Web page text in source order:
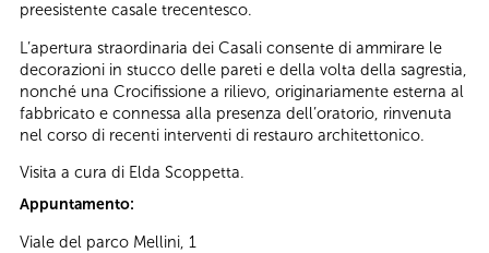
preesistente casale trecentesco.
L’apertura straordinaria dei Casali consente di ammirare le
decorazioni in stucco delle pareti e della volta della sagrestia,
nonché una Crocifissione a rilievo, originariamente esterna al
fabbricato e connessa alla presenza dell’oratorio, rinvenuta
nel corso di recenti interventi di restauro architettonico.
Visita a cura di Elda Scoppetta.
Appuntamento:
Viale del parco Mellini, 1